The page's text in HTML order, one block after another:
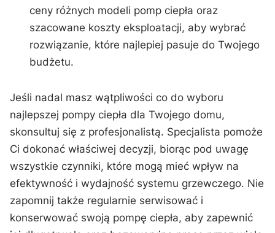
ceny różnych modeli pomp​ ciepła​ oraz
szacowane koszty eksploatacji,⁣ aby wybrać⁤
rozwiązanie, które najlepiej pasuje do Twojego
budżetu.
Jeśli nadal ‍masz ​wątpliwości co do wyboru
najlepszej pompy ciepła dla ‌Twojego domu,
skonsultuj się z profesjonalistą. Specjalista pomoże
Ci⁣ dokonać ⁣właściwej⁤ decyzji,‌ biorąc pod ‍uwagę
wszystkie czynniki, które mogą mieć wpływ⁤ na ​
efektywność i wydajność systemu grzewczego. Nie
zapomnij także⁢ regularnie serwisować i
konserwować swoją pompę ciepła, aby zapewnić